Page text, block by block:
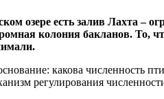
озере есть залив Лахта –
колония бакланов. То,
какова численность
регулирования